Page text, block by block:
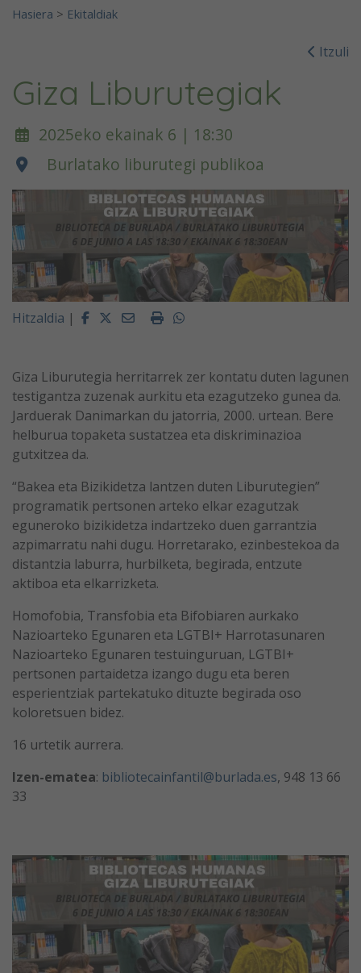
Hasiera > Ekitaldiak
Itzuli
Giza Liburutegiak
2025eko ekainak 6 | 18:30
Burlatako liburutegi publikoa
Hitzaldia | FacebookTwitterEmailImprimirWhatsapp
Giza Liburutegia herritarrek zer kontatu duten lagunen
testigantza zuzenak aurkitu eta ezagutzeko gunea da.
Jarduerak Danimarkan du jatorria, 2000. urtean. Bere
helburua topaketa sustatzea eta diskriminazioa
gutxitzea da.
“Bakea eta Bizikidetza lantzen duten Liburutegien”
programatik pertsonen arteko elkar ezagutzak
eguneroko bizikidetza indartzeko duen garrantzia
azpimarratu nahi dugu. Horretarako, ezinbestekoa da
distantzia laburra, hurbilketa, begirada, entzute
aktiboa eta elkarrizketa.
Homofobia, Transfobia eta Bifobiaren aurkako
Nazioarteko Egunaren eta LGTBI+ Harrotasunaren
Nazioarteko Egunaren testuinguruan, LGTBI+
pertsonen partaidetza izango dugu eta beren
esperientziak partekatuko dituzte begirada oso
koloretsuen bidez.
16 urtetik aurrera.
Izen-ematea: bibliotecainfantil@burlada.es, 948 13 66
33